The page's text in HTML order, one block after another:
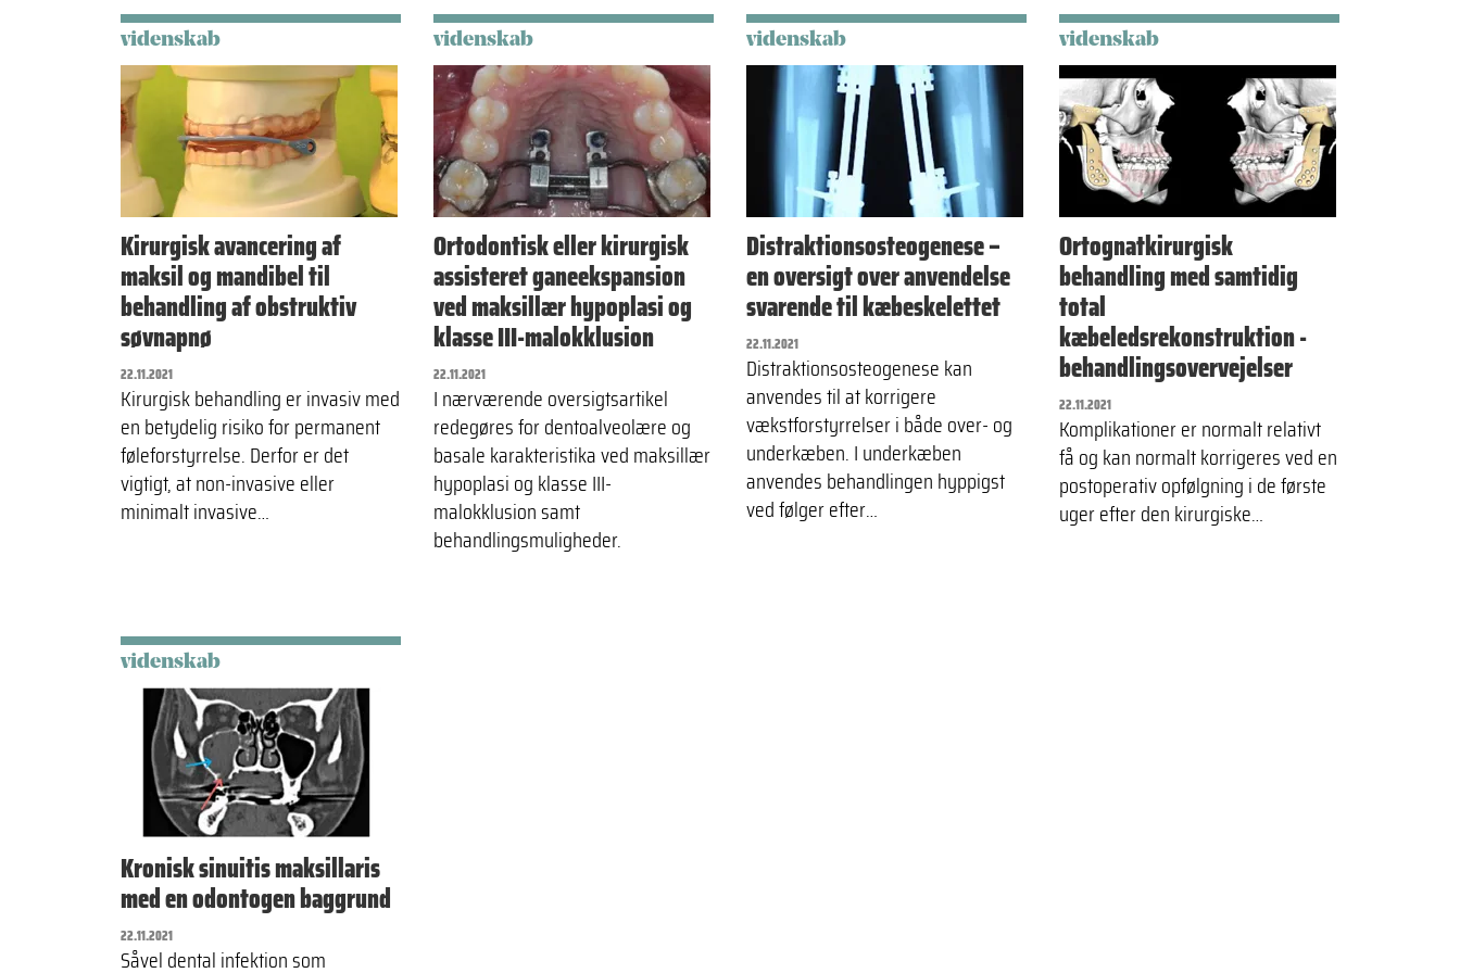
videnskab
Kirurgisk avancering af
maksil og mandibel til
behandling af obstruktiv
søvnapnø
22.11.2021
Kirurgisk behandling er invasiv med
en betydelig risiko for permanent
føleforstyrrelse. Derfor er det
vigtigt, at non-invasive eller
minimalt invasive…
videnskab
Ortodontisk eller kirurgisk
assisteret ganeekspansion
ved maksillær hypoplasi og
klasse III-malokklusion
22.11.2021
I nærværende oversigtsartikel
redegøres for dentoalveolære og
basale karakteristika ved maksillær
hypoplasi og klasse III-
malokklusion samt
behandlingsmuligheder.
videnskab
Distraktionsosteogenese –
en oversigt over anvendelse
svarende til kæbeskelettet
22.11.2021
Distraktionsosteogenese kan
anvendes til at korrigere
vækstforstyrrelser i både over- og
underkæben. I underkæben
anvendes behandlingen hyppigst
ved følger efter…
videnskab
Ortognatkirurgisk
behandling med samtidig
total
kæbeledsrekonstruktion -
behandlingsovervejelser
22.11.2021
Komplikationer er normalt relativt
få og kan normalt korrigeres ved en
postoperativ opfølgning i de første
uger efter den kirurgiske…
videnskab
Kronisk sinuitis maksillaris
med en odontogen baggrund
22.11.2021
Såvel dental infektion som